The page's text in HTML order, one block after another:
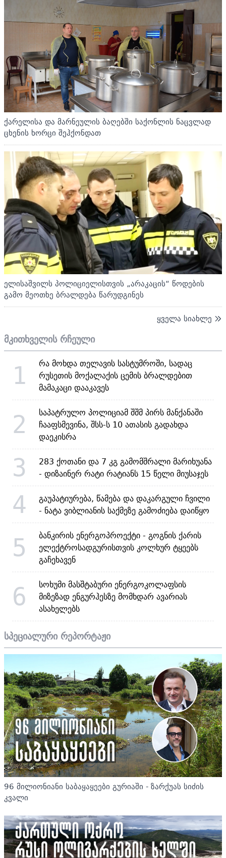
ქარელისა და მარნეულის ბაღებში საქონლის ნაცვლად
ცხენის ხორცი შეჰქონდათ
ელისაშვილს პოლიციელისთვის „არაკაცის“ წოდების
გამო მეოთხე ბრალდება წარუდგინეს
ყველა სიახლე
მკითხველის რჩეული
1
რა მოხდა თელავის სასტუმროში, სადაც
რუსეთის მოქალაქის ცემის ბრალდებით
მამაკაცი დააკავეს
2
საპატრულო პოლიციამ შშმ პირს მანქანაში
ჩააფსმევინა, შსს-ს 10 ათასის გადახდა
დაეკისრა
3
283 ქოთანი და 7 კგ გამომშრალი მარიხუანა
- დიზაინერ რატი რატიანს 15 წელი მიუსაჯეს
4
გაუპატიურება, წამება და დაკარგული ჩვილი
- ნატა ვიბლიანის საქმეზე გამოძიება დაიწყო
5
ბანკირის ენერგოპროექტი - გოგნის ქარის
ელექტროსადგურისთვის კოლხურ ტყეებს
გაჩეხავენ
6
სოხუმი მასშტაბური ენერგოკოლაფსის
მიზეზად ენგურჰესზე მომხდარ ავარიას
ასახელებს
სპეციალური რეპორტაჟი
96 მილიონიანი საბაყაყეები გურიაში - ზარქუას სიძის
კვალი